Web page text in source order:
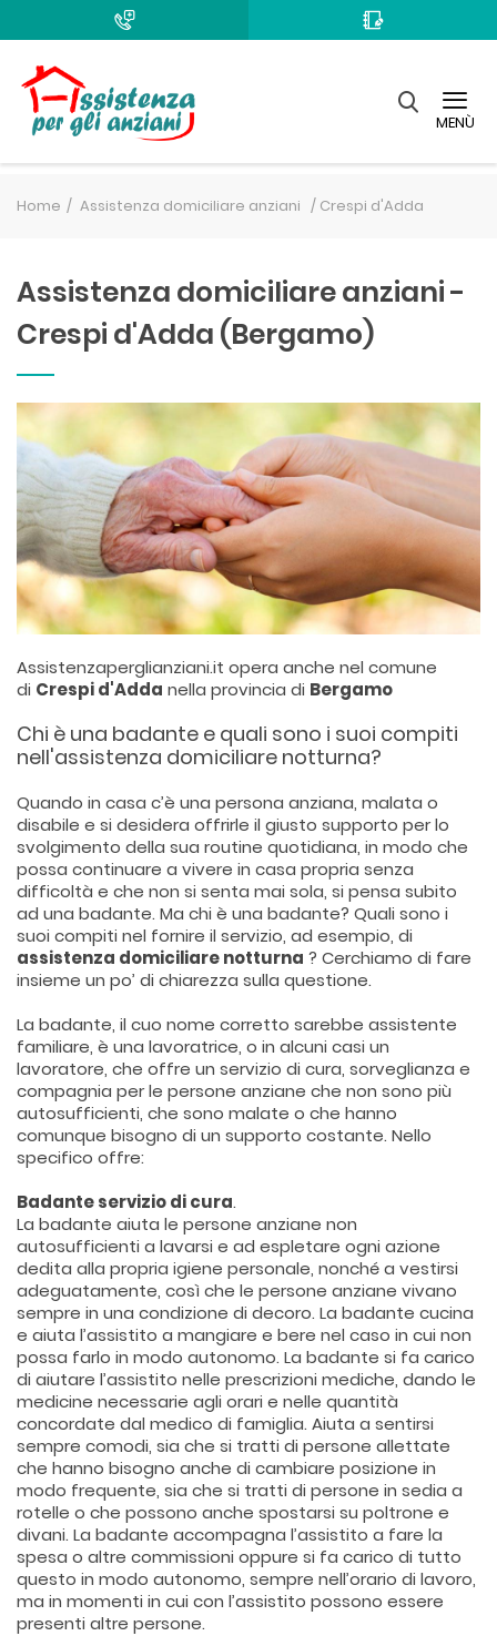
MENÙ
Home Assistenza domiciliare anziani / Crespi d'Adda
Assistenza domiciliare anziani -
Crespi d'Adda (Bergamo)
Assistenzaperglianziani.it opera anche nel comune
di Crespi d'Adda nella provincia di Bergamo
Chi è una badante e quali sono i suoi compiti
nell'assistenza domiciliare notturna?
Quando in casa c’è una persona anziana, malata o
disabile e si desidera offrirle il giusto supporto per lo
svolgimento della sua routine quotidiana, in modo che
possa continuare a vivere in casa propria senza
difficoltà e che non si senta mai sola, si pensa subito
ad una badante. Ma chi è una badante? Quali sono i
suoi compiti nel fornire il servizio, ad esempio, di
assistenza domiciliare notturna ? Cerchiamo di fare
insieme un po’ di chiarezza sulla questione.
La badante, il cuo nome corretto sarebbe assistente
familiare, è una lavoratrice, o in alcuni casi un
lavoratore, che offre un servizio di cura, sorveglianza e
compagnia per le persone anziane che non sono più
autosufficienti, che sono malate o che hanno
comunque bisogno di un supporto costante. Nello
specifico offre:
Badante servizio di cura.
La badante aiuta le persone anziane non
autosufficienti a lavarsi e ad espletare ogni azione
dedita alla propria igiene personale, nonché a vestirsi
adeguatamente, così che le persone anziane vivano
sempre in una condizione di decoro. La badante cucina
e aiuta l’assistito a mangiare e bere nel caso in cui non
possa farlo in modo autonomo. La badante si fa carico
di aiutare l’assistito nelle prescrizioni mediche, dando le
medicine necessarie agli orari e nelle quantità
concordate dal medico di famiglia. Aiuta a sentirsi
sempre comodi, sia che si tratti di persone allettate
che hanno bisogno anche di cambiare posizione in
modo frequente, sia che si tratti di persone in sedia a
rotelle o che possono anche spostarsi su poltrone e
divani. La badante accompagna l’assistito a fare la
spesa o altre commissioni oppure si fa carico di tutto
questo in modo autonomo, sempre nell’orario di lavoro,
ma in momenti in cui con l’assistito possono essere
presenti altre persone.